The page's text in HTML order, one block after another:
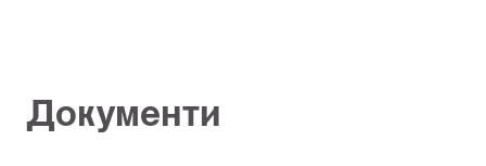
Документи